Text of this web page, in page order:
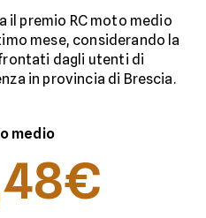
il premio RC moto medio
mese, considerando la
dagli utenti di
in provincia di Brescia.
medio